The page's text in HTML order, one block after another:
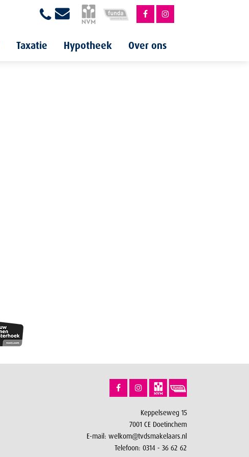
Taxatie Hypotheek Over ons
Keppelseweg 15
7001 CE Doetinchem
E-mail: welkom@tvdsmakelaars.nl
Telefoon: 0314 - 36 62 62